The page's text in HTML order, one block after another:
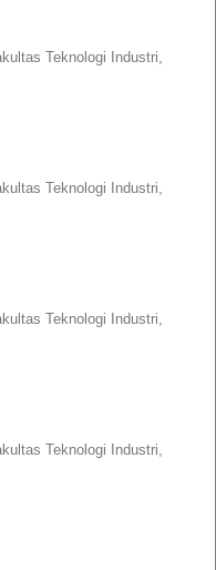
Teknologi Industri,
Teknologi Industri,
Teknologi Industri,
Teknologi Industri,